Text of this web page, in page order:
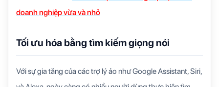
doanh nghiệp vừa và nhỏ
Tối ưu hóa bằng tìm kiếm giọng nói
Với sự gia tăng của các trợ lý ảo như Google Assistant, Siri,